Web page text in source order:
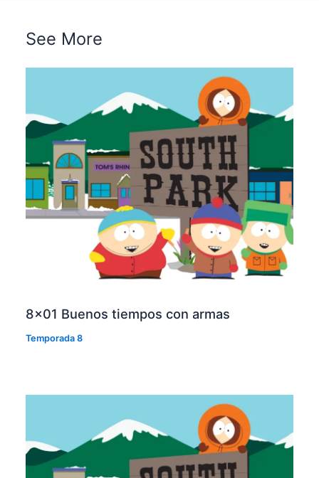
See More
8×01 Buenos tiempos con armas
Temporada 8